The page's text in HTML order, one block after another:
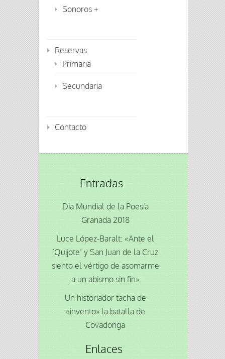
Sonoros +
Reservas
Primaria
Secundaria
Contacto
Entradas
Dia Mundial de la Poesía
Granada 2018
Luce López-Baralt: «Ante el
‘Quijote’ y San Juan de la Cruz
siento el vértigo de asomarme
a un abismo sin fin»
Un historiador tacha de
«invento» la batalla de
Covadonga
Enlaces